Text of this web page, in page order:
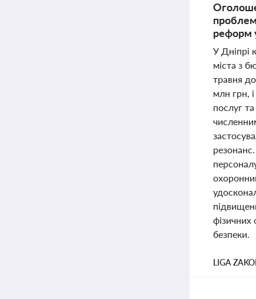
реформ
У Дніпрі
міста з
травня
млн грн,
послуг
фізичних
безпеки.
LIGA